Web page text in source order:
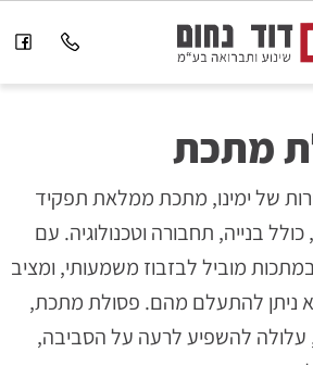
מתכת
של ימינו, מתכת ממלאת תפקיד
בנייה, תחבורה וטכנולוגיה. עם
מוביל לבזבוז משמעותי, ומציב
ניתן להתעלם מהם. פסולת מתכת,
עלולה להשפיע לרעה על הסביבה,